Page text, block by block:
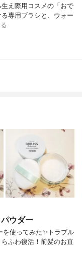
え際用コスメの「おで
専用ブラシと、ウォー
ウダー
使ってみた✨トラブル
ふわ復活！前髪のお直